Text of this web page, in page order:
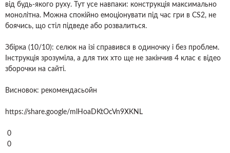
від будь-якого руху. Тут усе навпаки: конструкція максимально
монолітна. Можна спокійно емоціонувати під час гри в CS2, не
боячись, що стіл підведе або розвалиться.
Збірка (10/10): селюк на ізі справився в одиночку і без проблем.
Інструкція зрозуміла, а для тих хто ще не закінчив 4 клас є відео
зборочки на сайті.
Висновок: рекомендасьойн
https://share.google/mlHoaDKtOcVn9XKNL
0
0